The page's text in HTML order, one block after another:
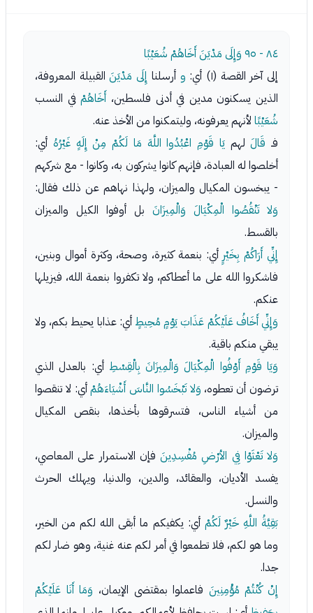
٨٤ - ٩٥
وَإِلَى مَدْيَنَ أَخَاهُمْ شُعَيْبًا
إلى آخر القصة (١) أي:
و أرسلنا إِلَى مَدْيَنَالقبيلة المعروفة،
الذين يسكنون مدين في أدنى فلسطين، أَخَاهُمْفي النسب
شُعَيْبًا لأنهم يعرفونه، وليتمكنوا من الأخذ عنه.
فـ قَالَلهميَا قَوْمِ اعْبُدُوا اللَّهَ مَا لَكُمْ مِنْ إِلَهٍ غَيْرُهُ أي:
أخلصوا له العبادة، فإنهم كانوا يشركون به، وكانوا - مع شركهم
- يبخسون المكيال والميزان، ولهذا نهاهم عن ذلك فقال:
وَلا تَنْقُصُوا الْمِكْيَالَ وَالْمِيزَانَ بل أوفوا الكيل والميزان
بالقسط.
إِنِّي أَرَاكُمْ بِخَيْرٍ أي: بنعمة كثيرة، وصحة، وكثرة أموال وبنين،
فاشكروا الله على ما أعطاكم، ولا تكفروا بنعمة الله، فيزيلها
عنكم.
وَإِنِّي أَخَافُ عَلَيْكُمْ عَذَابَ يَوْمٍ مُحِيطٍ أي: عذابا يحيط بكم، ولا
يبقي منكم باقية.
وَيَا قَوْمِ أَوْفُوا الْمِكْيَالَ وَالْمِيزَانَ بِالْقِسْطِ أي: بالعدل الذي
ترضون أن تعطوه، وَلا تَبْخَسُوا النَّاسَ أَشْيَاءَهُمْأي: لا تنقصوا
من أشياء الناس، فتسرقوها بأخذها، بنقص المكيال
والميزان.
وَلا تَعْثَوْا فِي الأرْضِ مُفْسِدِينَ فإن الاستمرار على المعاصي،
يفسد الأديان، والعقائد، والدين، والدنيا، ويهلك الحرث
والنسل.
بَقِيَّةُ اللَّهِ خَيْرٌ لَكُمْ أي: يكفيكم ما أبقى الله لكم من الخير،
وما هو لكم، فلا تطمعوا في أمر لكم عنه غنية، وهو ضار لكم
جدا.
إِنْ كُنْتُمْ مُؤْمِنِينَ فاعملوا بمقتضى الإيمان، وَمَا أَنَا عَلَيْكُمْ